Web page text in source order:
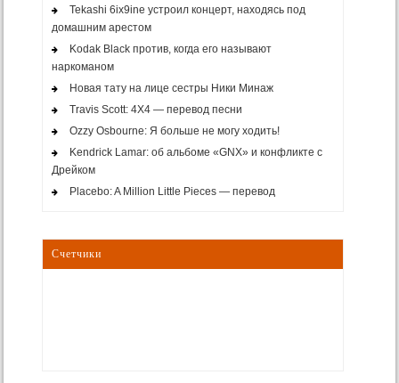
Tekashi 6ix9ine устроил концерт, находясь под
домашним арестом
Kodak Black против, когда его называют
наркоманом
Новая тату на лице сестры Ники Минаж
Travis Scott: 4X4 — перевод песни
Ozzy Osbourne: Я больше не могу ходить!
Kendrick Lamar: об альбоме «GNX» и конфликте с
Дрейком
Placebo: A Million Little Pieces — перевод
Счетчики